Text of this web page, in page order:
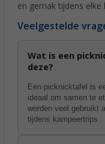
en gemak tijdens elke
Veelgestelde
Wat is een
deze?
Een picknicktafel is
ideaal om samen te
worden veel gebruikt
tijdens kampeertrips.